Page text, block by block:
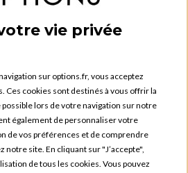
PRATIQUE
et bons de commande
Tutoriels
LUXEMBOURG
vie privée
sur options.fr, vous acceptez
Ces cookies sont destinés à vous offrir la
lors de votre navigation sur notre
également de personnaliser votre
de vos préférences et de comprendre
notre site. En cliquant sur "J’accepte",
de tous les cookies. Vous pouvez